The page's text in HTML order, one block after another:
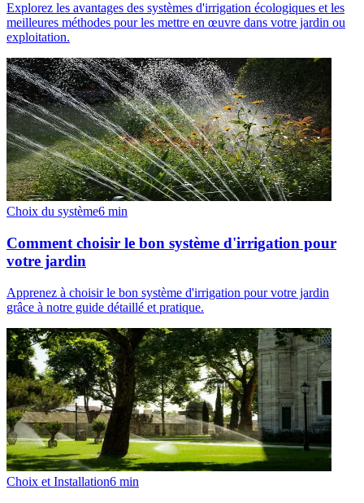
Explorez les avantages des systèmes d'irrigation écologiques et les
meilleures méthodes pour les mettre en œuvre dans votre jardin ou
exploitation.
Choix du système6 min
Comment choisir le bon système d'irrigation pour
votre jardin
Apprenez à choisir le bon système d'irrigation pour votre jardin
grâce à notre guide détaillé et pratique.
Choix et Installation6 min